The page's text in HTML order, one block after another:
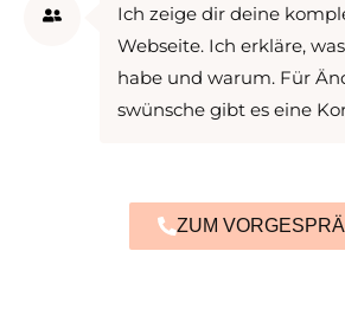
Ich zeige dir deine
Webseite. Ich erkläre,
habe und warum. Für
swünsche gibt es eine
ZUM